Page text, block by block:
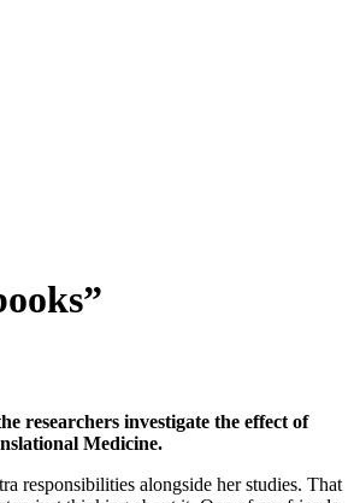
researchers investigate the effect of
Medicine.
responsibilities alongside her studies. That